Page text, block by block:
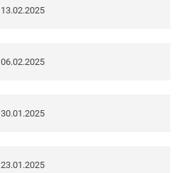
13.02.2025
06.02.2025
30.01.2025
23.01.2025